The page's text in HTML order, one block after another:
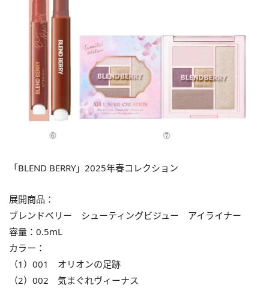
「BLEND BERRY」2025年春コレクション
展開商品：
ブレンドベリー シューティングビジュー アイライナー
容量：0.5mL
カラー：
（1）001 オリオンの足跡
（2）002 気まぐれヴィーナス